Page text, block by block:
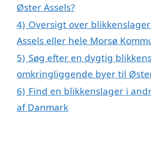
Øster Assels?
4) Oversigt over
Assels eller hele Morsø
5) Søg efter en dygtig
omkringliggende byer til
6) Find en blikkenslager i
af Danmark